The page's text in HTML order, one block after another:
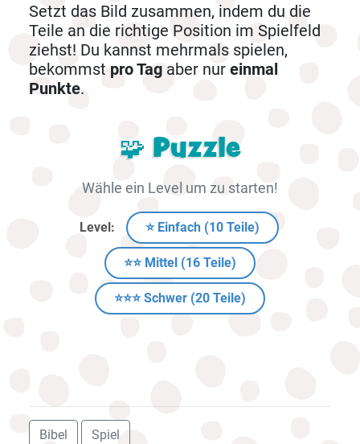
Setzt das Bild zusammen, indem du die
Teile an die richtige Position im Spielfeld
ziehst! Du kannst mehrmals spielen,
bekommst pro Tag aber nur einmal
Punkte.
🧩 Puzzle
Wähle ein Level um zu starten!
Level: ⭐ Einfach (10 Teile)
⭐⭐ Mittel (16 Teile)
⭐⭐⭐ Schwer (20 Teile)
Bibel Spiel